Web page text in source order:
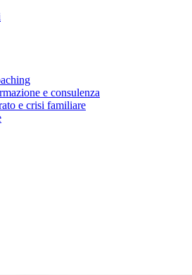
e consulenza
e crisi familiare